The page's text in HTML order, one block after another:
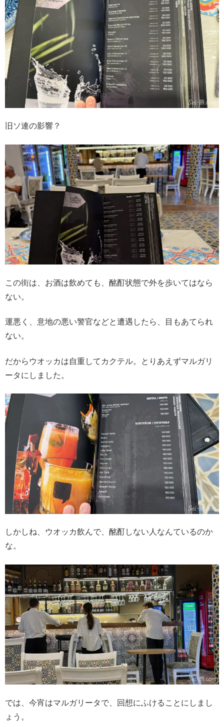
旧ソ連の影響？
この街は、お酒は飲めても、酩酊状態で外を歩いてはなら
ない。
運悪く、意地の悪い警官などと遭遇したら、目もあてられ
ない。
だからウオッカは自重してカクテル。とりあえずマルガリ
ータにしました。
しかしね、ウオッカ飲んで、酩酊しない人なんているのか
な。
では、今宵はマルガリータで、回想にふけることにしまし
ょう。